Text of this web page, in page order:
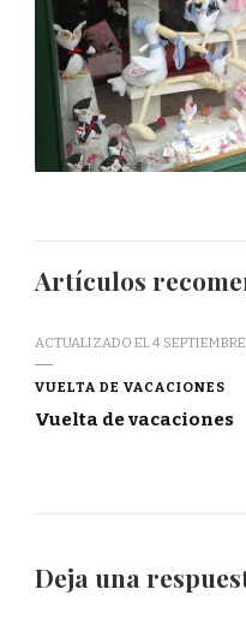
Artículos
ACTUALIZADO EL4
VUELTA DE VACACIONES
Vuelta de vacaciones
Deja una